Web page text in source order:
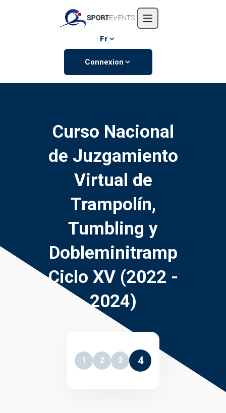
L'entreprise
Événements
Fr
Connexion
Curso Nacional
de Juzgamiento
Virtual de
Trampolín,
Tumbling y
Dobleminitramp
Ciclo XV (2022 -
2024)
1 2 3 4